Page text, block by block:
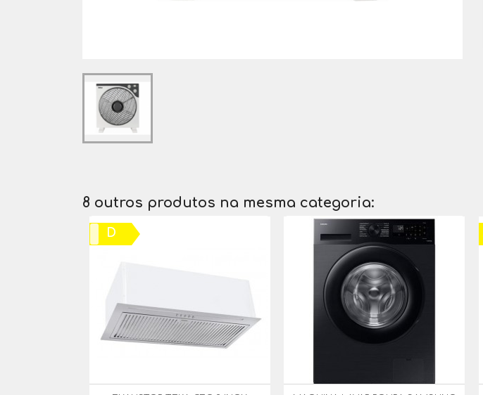
8 outros produtos na mesma categoria:
D